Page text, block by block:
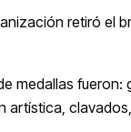
retiró el
fueron: